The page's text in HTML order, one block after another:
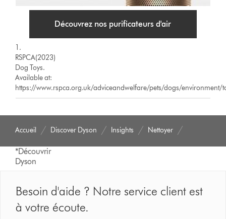
Découvrez nos purificateurs d'air
1.
RSPCA(2023)
Dog Toys.
Available at:
https://www.rspca.org.uk/adviceandwelfare/pets/dogs/environment/
Accueil Discover Dyson Insights Nettoyer
*Découvrir
Dyson
Besoin d'aide ? Notre service client est
à votre écoute.